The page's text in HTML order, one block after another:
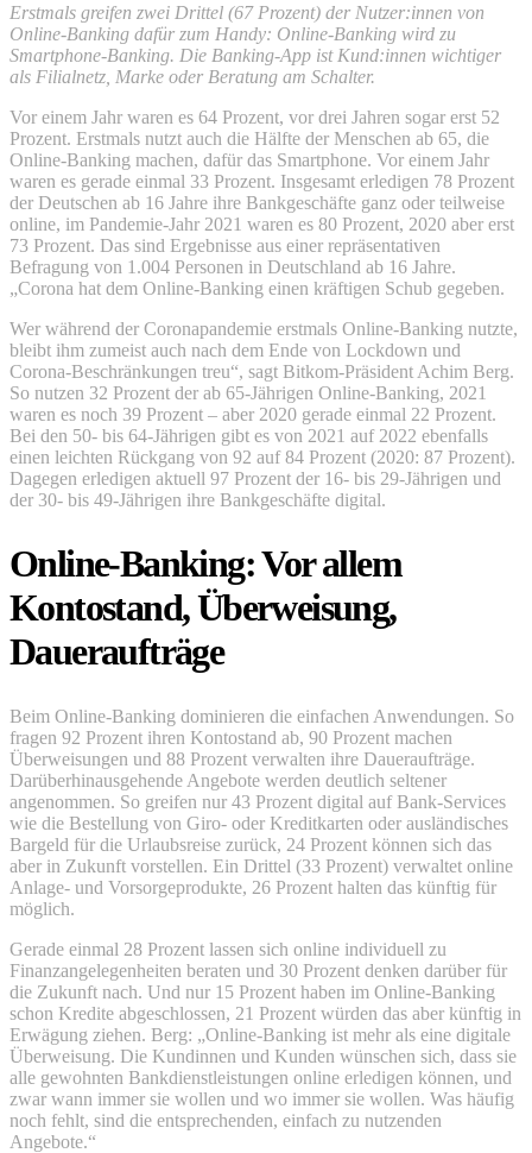
Erstmals greifen zwei Drittel (67 Prozent) der Nutzer:innen von
Online-Banking dafür zum Handy: Online-Banking wird zu
Smartphone-Banking. Die Banking-App ist Kund:innen wichtiger
als Filialnetz, Marke oder Beratung am Schalter.
Vor einem Jahr waren es 64 Prozent, vor drei Jahren sogar erst 52
Prozent. Erstmals nutzt auch die Hälfte der Menschen ab 65, die
Online-Banking machen, dafür das Smartphone. Vor einem Jahr
waren es gerade einmal 33 Prozent. Insgesamt erledigen 78 Prozent
der Deutschen ab 16 Jahre ihre Bankgeschäfte ganz oder teilweise
online, im Pandemie-Jahr 2021 waren es 80 Prozent, 2020 aber erst
73 Prozent. Das sind Ergebnisse aus einer repräsentativen
Befragung von 1.004 Personen in Deutschland ab 16 Jahre.
„Corona hat dem Online-Banking einen kräftigen Schub gegeben.
Wer während der Coronapandemie erstmals Online-Banking nutzte,
bleibt ihm zumeist auch nach dem Ende von Lockdown und
Corona-Beschränkungen treu“, sagt Bitkom-Präsident Achim Berg.
So nutzen 32 Prozent der ab 65-Jährigen Online-Banking, 2021
waren es noch 39 Prozent – aber 2020 gerade einmal 22 Prozent.
Bei den 50- bis 64-Jährigen gibt es von 2021 auf 2022 ebenfalls
einen leichten Rückgang von 92 auf 84 Prozent (2020: 87 Prozent).
Dagegen erledigen aktuell 97 Prozent der 16- bis 29-Jährigen und
der 30- bis 49-Jährigen ihre Bankgeschäfte digital.
Online-Banking: Vor allem
Kontostand, Überweisung,
Daueraufträge
Beim Online-Banking dominieren die einfachen Anwendungen. So
fragen 92 Prozent ihren Kontostand ab, 90 Prozent machen
Überweisungen und 88 Prozent verwalten ihre Daueraufträge.
Darüberhinausgehende Angebote werden deutlich seltener
angenommen. So greifen nur 43 Prozent digital auf Bank-Services
wie die Bestellung von Giro- oder Kreditkarten oder ausländisches
Bargeld für die Urlaubsreise zurück, 24 Prozent können sich das
aber in Zukunft vorstellen. Ein Drittel (33 Prozent) verwaltet online
Anlage- und Vorsorgeprodukte, 26 Prozent halten das künftig für
möglich.
Gerade einmal 28 Prozent lassen sich online individuell zu
Finanzangelegenheiten beraten und 30 Prozent denken darüber für
die Zukunft nach. Und nur 15 Prozent haben im Online-Banking
schon Kredite abgeschlossen, 21 Prozent würden das aber künftig in
Erwägung ziehen. Berg: „Online-Banking ist mehr als eine digitale
Überweisung. Die Kundinnen und Kunden wünschen sich, dass sie
alle gewohnten Bankdienstleistungen online erledigen können, und
zwar wann immer sie wollen und wo immer sie wollen. Was häufig
noch fehlt, sind die entsprechenden, einfach zu nutzenden
Angebote.“